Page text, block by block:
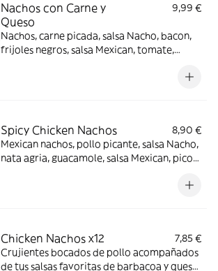
Nachos con Carne y
Queso
9,99 €
Nachos, carne picada, salsa Nacho, bacon,
frijoles negros, salsa Mexican, tomate,
Spicy Chicken Nachos
8,90 €
Mexican nachos, pollo picante, salsa Nacho,
nata agria, guacamole, salsa Mexican, pico
Chicken Nachos x12
7,85 €
Crujientes bocados de pollo acompañados
de tus salsas favoritas de barbacoa y queso